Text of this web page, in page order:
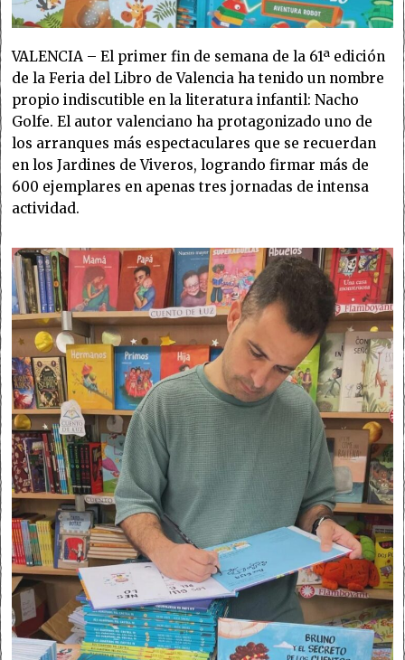
VALENCIA – El primer fin de semana de la 61ª edición
de la Feria del Libro de Valencia ha tenido un nombre
propio indiscutible en la literatura infantil: Nacho
Golfe. El autor valenciano ha protagonizado uno de
los arranques más espectaculares que se recuerdan
en los Jardines de Viveros, logrando firmar más de
600 ejemplares en apenas tres jornadas de intensa
actividad.